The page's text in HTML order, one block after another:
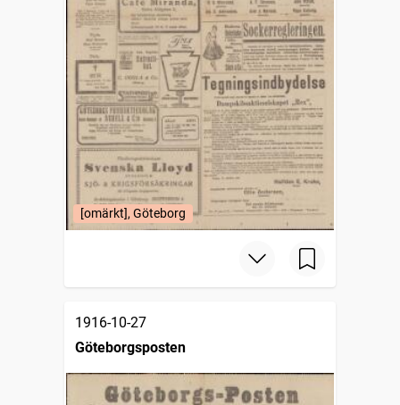
[omärkt], Göteborg
1916-10-27
Göteborgsposten